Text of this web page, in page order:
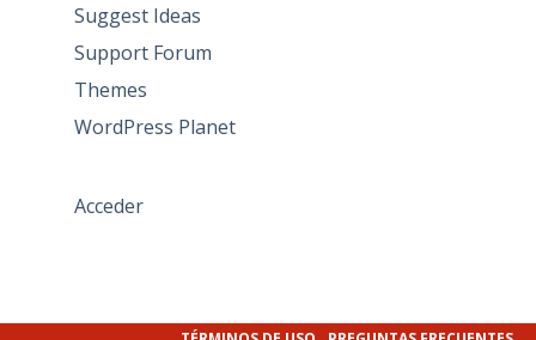
Suggest Ideas
Support Forum
Themes
WordPress Planet
Acceder